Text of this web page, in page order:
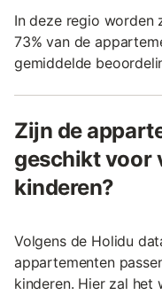
In deze regio worden
73% van de
gemiddelde
Zijn de
geschikt voor
kinderen?
Volgens de Holidu
appartementen
kinderen. Hier zal het